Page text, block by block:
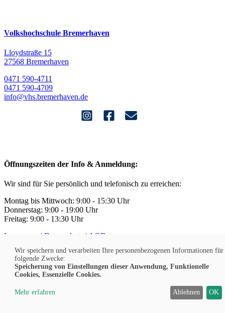
Volkshochschule Bremerhaven
Lloydstraße 15
27568 Bremerhaven
0471 590-4711
0471 590-4709
info@vhs.bremerhaven.de
Öffnungszeiten der Info & Anmeldung:
Wir sind für Sie persönlich und telefonisch zu erreichen:
Montag bis Mittwoch: 9:00 - 15:30 Uhr
Donnerstag: 9:00 - 19:00 Uhr
Freitag: 9:00 - 13:30 Uhr
Impressum
| Datenschutz | AGB
Barrierefreiheit|Sitemap|Cookies
DE
Wir speichern und verarbeiten Ihre personenbezogenen Informationen für
folgende Zwecke:
Speicherung von Einstellungen dieser Anwendung, Funktionelle
Cookies, Essenzielle Cookies.
Mehr erfahren Ablehnen OK